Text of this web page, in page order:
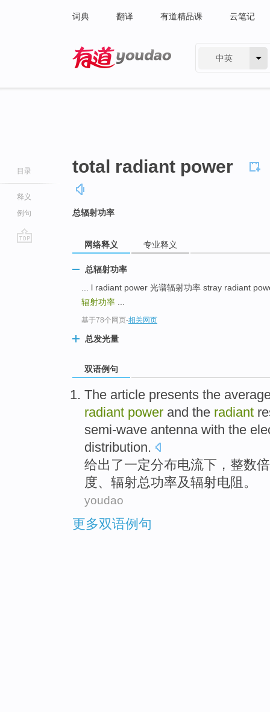
词典 翻译 有道精品课 云笔记
中英
目录
释义
例句
total radiant power
总辐射功率
网络释义 专业释义
总辐射功率
... l radiant power 光谱辐射功率 stray radiant
辐射功率
基于78个网页-相关网页
总发光量
双语例句
The article presents the
radiant power and the radiant
semi-wave antenna with the
distribution.
给出 了一定分布电流下， 整数倍
度、辐射总功率及辐射电阻 。
youdao
更多双语例句